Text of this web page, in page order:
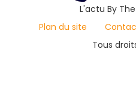
L'actu By
Plan du site
Tous